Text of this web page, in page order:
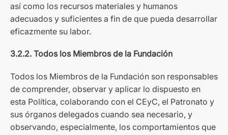
así como los recursos materiales y humanos
adecuados y suficientes a fin de que pueda desarrollar
eficazmente su labor.
3.2.2. Todos los Miembros de la Fundación
Todos los Miembros de la Fundación son responsables
de comprender, observar y aplicar lo dispuesto en
esta Política, colaborando con el CEyC, el Patronato y
sus órganos delegados cuando sea necesario, y
observando, especialmente, los comportamientos que